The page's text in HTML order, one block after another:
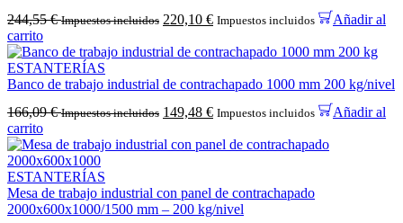
244,55€ Impuestos incluidos 220,10 € Impuestos incluidos
Añadir al
carrito
ESTANTERÍAS
Banco de trabajo industrial de contrachapado 1000 mm 200 kg/nivel
166,09€ Impuestos incluidos 149,48 € Impuestos incluidos
Añadir al
carrito
ESTANTERÍAS
Mesa de trabajo industrial con panel de contrachapado
2000x600x1000/1500 mm – 200 kg/nivel